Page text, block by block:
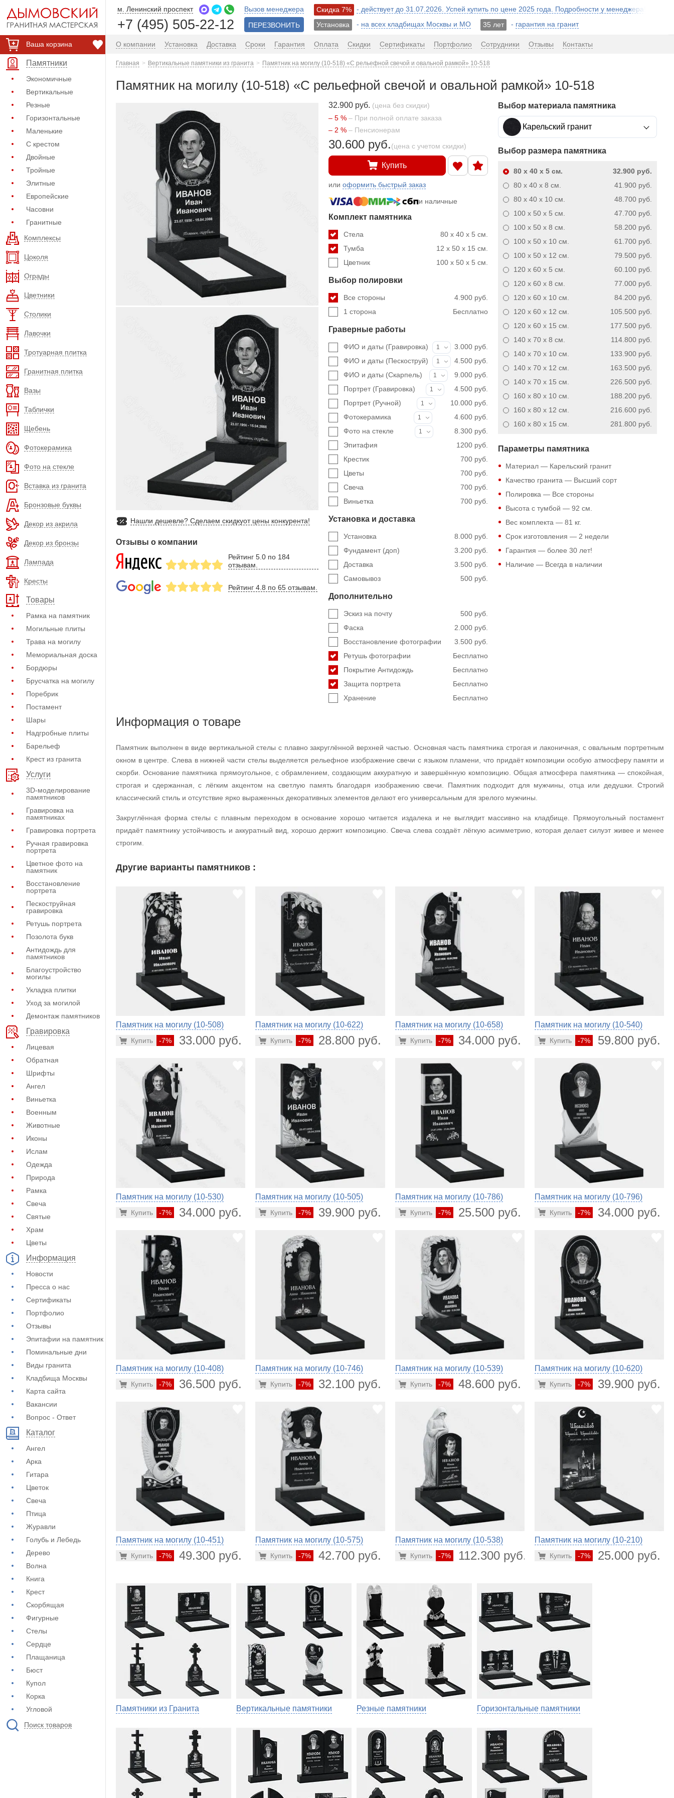
Ваша корзина
Памятники
Экономичные
Вертикальные
Резные
Горизонтальные
Маленькие
С крестом
Двойные
Тройные
Элитные
Европейские
Часовни
Гранитные
Комплексы
Цоколя
Ограды
Цветники
Столики
Лавочки
Тротуарная плитка
Гранитная плитка
Вазы
Таблички
Щебень
Фотокерамика
Фото на стекле
Вставка из гранита
Бронзовые буквы
Декор из акрила
Декор из бронзы
Лампада
Кресты
Товары
Рамка на памятник
Могильные плиты
Трава на могилу
Мемориальная доска
Бордюры
Брусчатка на могилу
Поребрик
Постамент
Шары
Надгробные плиты
Барельеф
Крест из гранита
Услуги
3D-моделирование
памятников
Гравировка на
памятниках
Гравировка портрета
Ручная гравировка
портрета
Цветное фото на
памятник
Восстановление
портрета
Пескоструйная
гравировка
Ретушь портрета
Позолота букв
Антидождь для
памятников
Благоустройство
могилы
Укладка плитки
Уход за могилой
Демонтаж памятников
Гравировка
Лицевая
Обратная
Шрифты
Ангел
Виньетка
Военным
Животные
Иконы
Ислам
Одежда
Природа
Рамка
Свеча
Святые
Храм
Цветы
Информация
Новости
Пресса о нас
Сертификаты
Портфолио
Отзывы
Эпитафии на памятник
Поминальные дни
Виды гранита
Кладбища Москвы
Карта сайта
Вакансии
Вопрос - Ответ
Каталог
Ангел
Арка
Гитара
Цветок
Свеча
Птица
Журавли
Голубь и Лебедь
Дерево
Волна
Книга
Крест
Скорбящая
Фигурные
Стелы
Сердце
Плащаница
Бюст
Купол
Корка
Угловой
Поиск товаров
м. Ленинский проспект
+7 (495) 505-22-12
Вызов менеджера
ПЕРЕЗВОНИТЬ
Скидка 7%
- действует до 31.07.2026. Успей купить по цене 2025 года. Подробности у менеджера!
Установка
- на всех кладбищах Москвы и МО 35 лет - гарантия на гранит
О компании Установка Доставка Сроки Гарантия Оплата Скидки Сертификаты Портфолио Сотрудники Отзывы Контакты
Главная Вертикальные памятники из гранита Памятник на могилу (10-518) «С рельефной свечой и овальной рамкой» 10-518
Памятник на могилу (10-518) «С рельефной свечой и овальной рамкой» 10-518
Нашли дешевле? Сделаем скидкуот цены конкурента!
Отзывы о компании
Рейтинг 5.0 по 184
отзывам.
Рейтинг 4.8 по 65 отзывам.
32.900 руб. (цена без скидки)
– 5 % – При полной оплате заказа
– 2 % – Пенсионерам
30.600 руб.(цена с учетом скидки)
Купить
илиоформить быстрый заказ
и наличные
Комплект памятника
80 x 40 x 5 см.
Стела
12 x 50 x 15 см.
Тумба
100 x 50 x 5 см.
Цветник
Выбор полировки
4.900 руб.
Все стороны
Бесплатно
1 сторона
Граверные работы
ФИО и даты (Гравировка) 1
3.000 руб.
ФИО и даты (Пескоструй)
1
4.500 руб.
ФИО и даты (Скарпель)
1
9.000 руб.
Портрет (Гравировка)
1
4.500 руб.
Портрет (Ручной)
1
10.000 руб.
Фотокерамика
1
4.600 руб.
Фото на стекле
1
8.300 руб.
1200 руб.
Эпитафия
700 руб.
Крестик
700 руб.
Цветы
700 руб.
Свеча
700 руб.
Виньетка
Установка и доставка
8.000 руб.
Установка
3.200 руб.
Фундамент (доп)
3.500 руб.
Доставка
500 руб.
Самовывоз
Дополнительно
500 руб.
Эскиз на почту
2.000 руб.
Фаска
3.500 руб.
Восстановление фотографии
Бесплатно
Ретушь фотографии
Бесплатно
Покрытие Антидождь
Бесплатно
Защита портрета
Бесплатно
Хранение
Выбор материала памятника
Карельский гранит
Выбор размера памятника
32.900 руб.
80 x 40 x 5см.
41.900 руб.
80 x 40 x 8 см.
48.700 руб.
80 x 40 x 10см.
47.700 руб.
100 x 50 x 5 см.
58.200 руб.
100 x 50 x 8 см.
61.700 руб.
100 x 50 x 10см.
79.500 руб.
100 x 50 x 12 см.
60.100 руб.
120 x 60 x 5 см.
77.000 руб.
120 x 60 x 8 см.
84.200 руб.
120 x 60 x 10см.
105.500 руб.
120 x 60 x 12 см.
177.500 руб.
120 x 60 x 15 см.
114.800 руб.
140 x 70 x 8 см.
133.900 руб.
140 x 70 x 10см.
163.500 руб.
140 x 70 x 12 см.
226.500 руб.
140 x 70 x 15 см.
188.200 руб.
160 x 80 x 10см.
216.600 руб.
160 x 80 x 12 см.
281.800 руб.
160 x 80 x 15 см.
Параметры памятника
Материал — Карельский гранит
Качество гранита — Высший сорт
Полировка — Все стороны
Высота с тумбой — 92 см.
Вес комплекта — 81 кг.
Срок изготовления — 2 недели
Гарантия — более 30 лет!
Наличие — Всегда в наличии
Информация о товаре
Памятник выполнен в виде вертикальной стелы с плавно закруглённой верхней частью. Основная часть памятника строгая и лаконичная, с овальным портретным
окном в центре. Слева в нижней части стелы выделяется рельефное изображение свечи с языком пламени, что придаёт композиции особую атмосферу памяти и
скорби. Основание памятника прямоугольное, с обрамлением, создающим аккуратную и завершённую композицию. Общая атмосфера памятника — спокойная,
строгая и сдержанная, с лёгким акцентом на светлую память благодаря изображению свечи. Памятник подходит для мужчины, отца или дедушки. Строгий
классический стиль и отсутствие ярко выраженных декоративных элементов делают его универсальным для зрелого мужчины.
Закруглённая форма стелы с плавным переходом в основание хорошо читается издалека и не выглядит массивно на кладбище. Прямоугольный постамент
придаёт памятнику устойчивость и аккуратный вид, хорошо держит композицию. Свеча слева создаёт лёгкую асимметрию, которая делает силуэт живее и менее
строгим.
Другие варианты памятников :
Памятник на могилу (10-508)
-7% 33.000 руб.
Купить
Памятник на могилу (10-622)
-7% 28.800 руб.
Купить
Памятник на могилу (10-658)
-7% 34.000 руб.
Купить
Памятник на могилу (10-540)
-7% 59.800 руб.
Купить
Памятник на могилу (10-530)
-7% 34.000 руб.
Купить
Памятник на могилу (10-505)
-7% 39.900 руб.
Купить
Памятник на могилу (10-786)
-7% 25.500 руб.
Купить
Памятник на могилу (10-796)
-7% 34.000 руб.
Купить
Памятник на могилу (10-408)
-7% 36.500 руб.
Купить
Памятник на могилу (10-746)
-7% 32.100 руб.
Купить
Памятник на могилу (10-539)
-7% 48.600 руб.
Купить
Памятник на могилу (10-620)
-7% 39.900 руб.
Купить
Памятник на могилу (10-451)
-7% 49.300 руб.
Купить
Памятник на могилу (10-575)
-7% 42.700 руб.
Купить
Памятник на могилу (10-538)
-7% 112.300 руб.
Купить
Памятник на могилу (10-210)
-7% 25.000 руб.
Купить
Памятники из Гранита Вертикальные памятники Резные памятники Горизонтальные памятники